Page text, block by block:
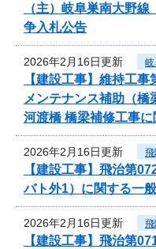
（主）岐阜巣南大野
争入札公告
2026年2月16日更新
【建設工事】維持工
メンテナンス補助（橋
河渡橋 橋梁補修工事
2026年2月16日更新
【建設工事】飛治第
バト外1）に関する一
2026年2月16日更新
【建設工事】飛治第